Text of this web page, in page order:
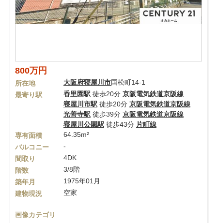
800万円
所在地 大阪府寝屋川市国松町14-1
最寄り駅
香里園駅 徒歩20分 京阪電気鉄道京阪線
寝屋川市駅 徒歩20分 京阪電気鉄道京阪線
光善寺駅 徒歩39分 京阪電気鉄道京阪線
寝屋川公園駅 徒歩43分 片町線
専有面積
64.35m²
バルコニー
-
間取り
4DK
階数
3/8階
築年月
1975年01月
建物現況
空家
画像カテゴリ